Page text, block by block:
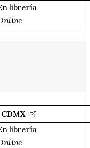
librería
librería